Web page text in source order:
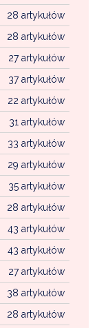
28 artykułów
28 artykułów
27 artykułów
37 artykułów
22 artykułów
31 artykułów
33 artykułów
29 artykułów
35 artykułów
28 artykułów
43 artykułów
43 artykułów
27 artykułów
38 artykułów
28 artykułów